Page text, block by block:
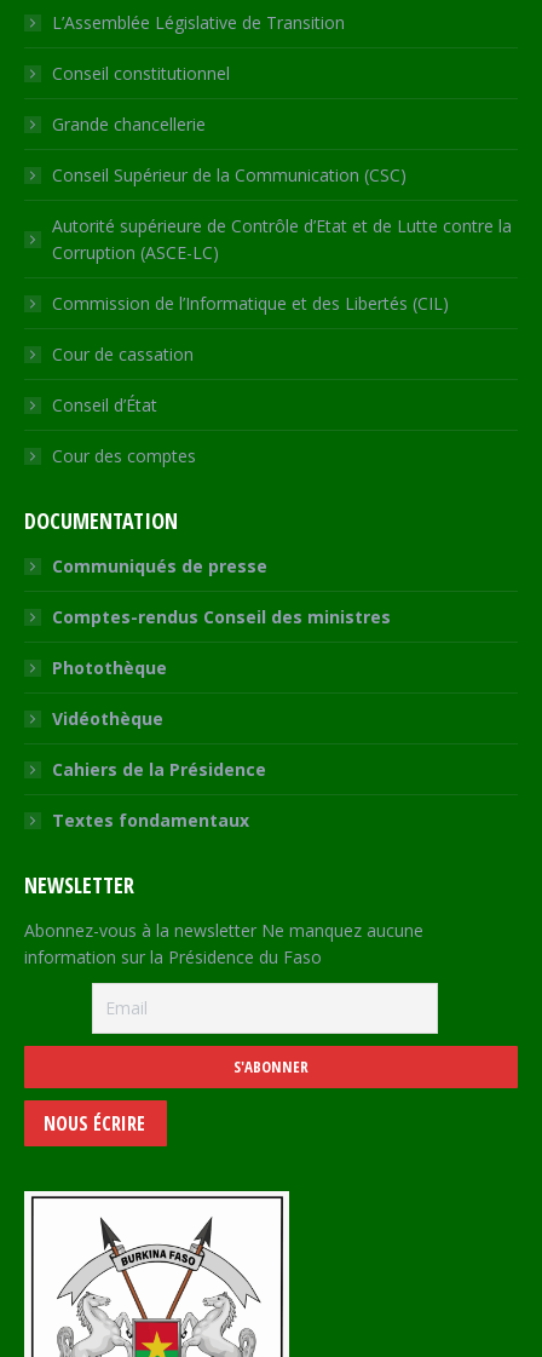
in
new
window
in
new
window
in
new
window
in
new
window
opens
in
new
L’Assemblée Législative de Transition
Conseil constitutionnel
Grande chancellerie
Conseil Supérieur de la Communication (CSC)
Autorité supérieure de Contrôle d’Etat et de Lutte contre la
Corruption (ASCE-LC)
Commission de l’Informatique et des Libertés (CIL)
Cour de cassation
Conseil d’État
Cour des comptes
DOCUMENTATION
Communiqués de presse
Comptes-rendus Conseil des ministres
Photothèque
Vidéothèque
Cahiers de la Présidence
Textes fondamentaux
NEWSLETTER
Abonnez-vous à la newsletter Ne manquez aucune
information sur la Présidence du Faso
NOUS ÉCRIRE